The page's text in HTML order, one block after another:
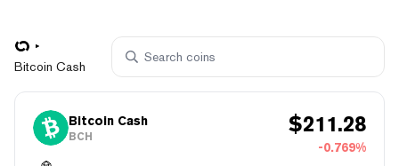
Bitcoin Cash
Bitcoin Cash
BCH $211.28
-0.769%